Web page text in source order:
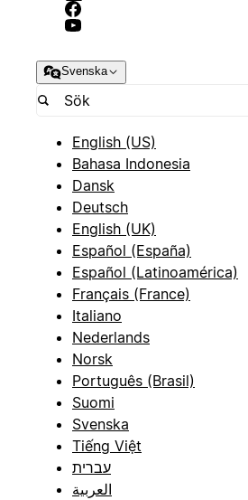
Svenska
English (US)
Bahasa Indonesia
Dansk
Deutsch
English (UK)
Español (España)
Español (Latinoamérica)
Français (France)
Italiano
Nederlands
Norsk
Português (Brasil)
Suomi
Svenska
Tiếng Việt
עברית
العربية